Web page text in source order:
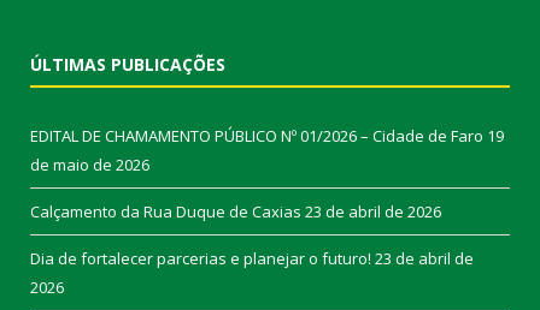
ÚLTIMAS PUBLICAÇÕES
EDITAL DE CHAMAMENTO PÚBLICO Nº 01/2026 – Cidade de Faro 19
de maio de 2026
Calçamento da Rua Duque de Caxias 23 de abril de 2026
Dia de fortalecer parcerias e planejar o futuro! 23 de abril de
2026